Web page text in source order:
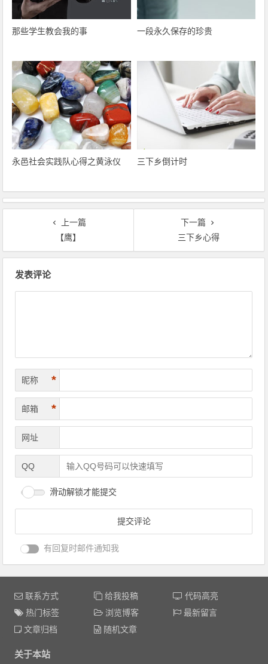
那些学生教会我的事 一段永久保存的珍贵
永邑社会实践队心得之黄泳仪 三下乡倒计时
上一篇
【鹰】
下一篇
三下乡心得
发表评论
昵称 *
邮箱 *
网址
QQ
滑动解锁才能提交
有回复时邮件通知我
联系方式 给我投稿
代码高亮
热门标签
浏览博客
最新留言
文章归档
随机文章
关于本站